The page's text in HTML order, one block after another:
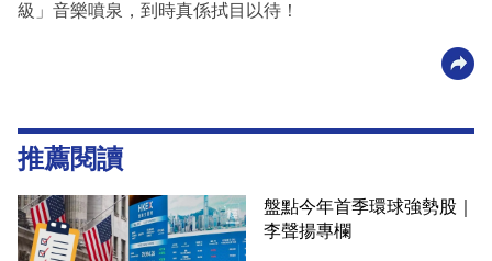
級」音樂噴泉，到時真係拭目以待！
推薦閱讀
盤點今年首季環球強勢股｜
李聲揚專欄